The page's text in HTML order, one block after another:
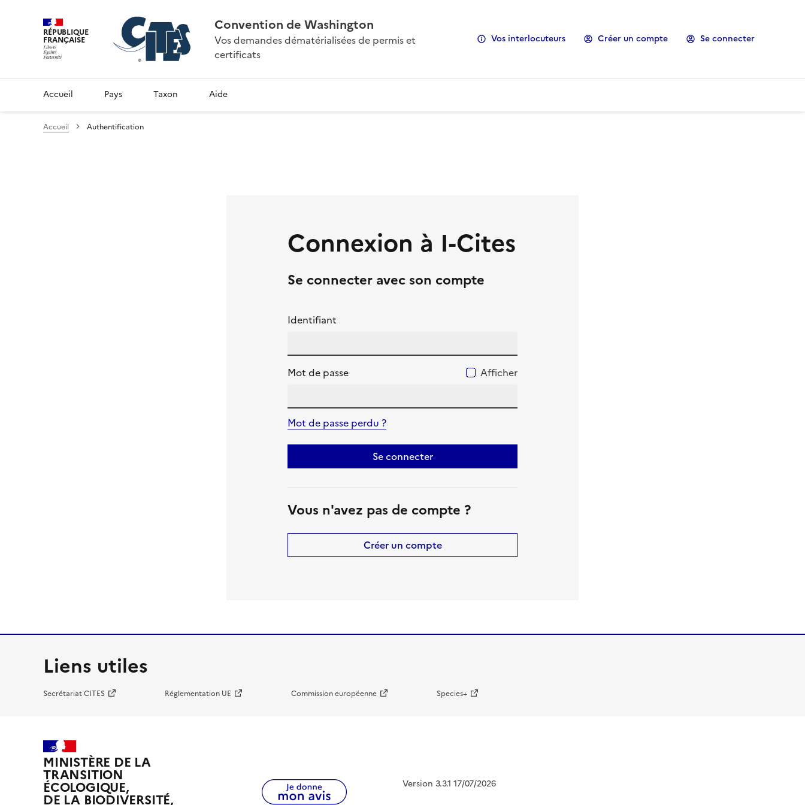
RÉPUBLIQUE
FRANÇAISE
Convention de Washington
Vos demandes dématérialisées de permis et
certificats
Vos interlocuteurs Créer un compte Se connecter
Accueil Pays Taxon Aide
Accueil Authentification
Connexion à I-Cites
Se connecter avec son compte
Identifiant
Mot de passe Afficher
Mot de passe perdu ?
Se connecter
Vous n'avez pas de compte ?
Créer un compte
Liens utiles
Secrétariat CITES Réglementation UE Commission européenne Species+
MINISTÈRE DE LA
TRANSITION
ÉCOLOGIQUE,
DE LA BIODIVERSITÉ,
Version 3.3.1 17/07/2026